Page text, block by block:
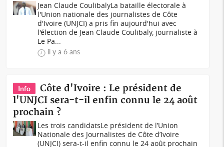
Jean Claude CoulibalyLa bataille électorale à
l'Union nationale des journalistes de Côte
d'Ivoire (UNJCI) a pris fin aujourd'hui avec
l'élection de Jean Claude Coulibaly, journaliste à
Le Pa...
il y a 6 ans
Info
Côte d'Ivoire : Le président de
l'UNJCI sera-t-il enfin connu le 24 août
prochain ?
Les trois candidatsLe président de l’Union
Nationale des Journalistes de Côte d’Ivoire
(UNJCI) sera-t-il enfin connu le 24 août prochain